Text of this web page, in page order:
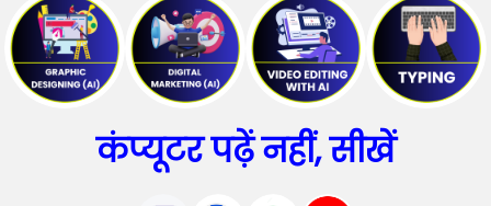
कंप्यूटर पढ़ें नहीं, सीखें